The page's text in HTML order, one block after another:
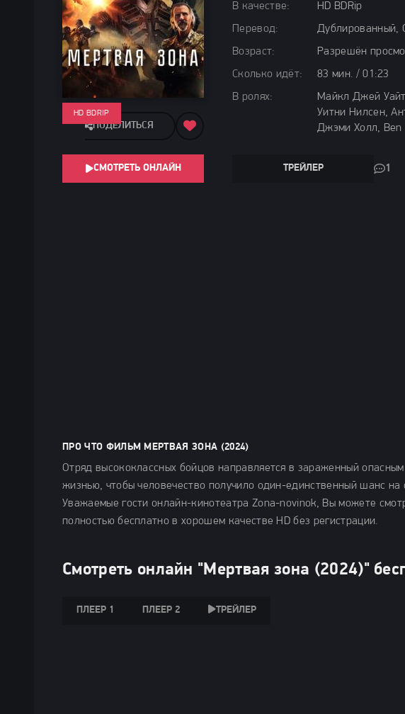
В качестве:
HD BDRip
Перевод:
Дублированный,
Возраст:
Разрешён
Сколько идёт:
83 мин. / 01:23
В ролях:
Майкл Джей
Уитни Нилсен,
Джэми Холл, Ben
ТРЕЙЛЕР 1
HD BDRIP
ПОДЕЛИТЬСЯ
СМОТРЕТЬ ОНЛАЙН
ПРО ЧТО ФИЛЬМ МЕРТВАЯ ЗОНА (2024)
Отряд высококлассных бойцов направляется в зараженный
жизнью, чтобы человечество получило один-единственный шанс на
Уважаемые гости онлайн-кинотеатра Zona-novinok, Вы можете
полностью бесплатно в хорошем качестве HD без регистрации.
Смотреть онлайн "Мертвая зона (2024)"
ПЛЕЕР 1 ПЛЕЕР 2 ТРЕЙЛЕР